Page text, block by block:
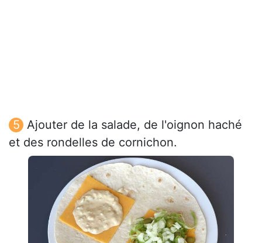
Ajouter de la salade, de l'oignon haché
et des rondelles de cornichon.